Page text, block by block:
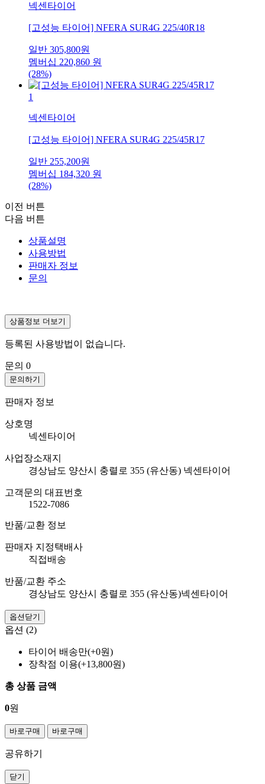
넥센타이어
[고성능 타이어] NFERA SUR4G 225/40R18
일반 305,800원
멤버십 220,860 원
(28%)
1
넥센타이어
[고성능 타이어] NFERA SUR4G 225/45R17
일반 255,200원
멤버십 184,320 원
(28%)
이전 버튼
다음 버튼
상품설명
사용방법
판매자 정보
문의
상품정보 더보기
등록된 사용방법이 없습니다.
문의 0
문의하기
판매자 정보
상호명
넥센타이어
사업장소재지
경상남도 양산시 충렬로 355 (유산동) 넥센타이어
고객문의 대표번호
1522-7086
반품/교환 정보
판매자 지정택배사
직접배송
반품/교환 주소
경상남도 양산시 충렬로 355 (유산동)넥센타이어
옵션닫기
옵션 (2)
타이어 배송만(+0원)
장착점 이용(+13,800원)
총 상품 금액
0원
바로구매 바로구매
공유하기
닫기